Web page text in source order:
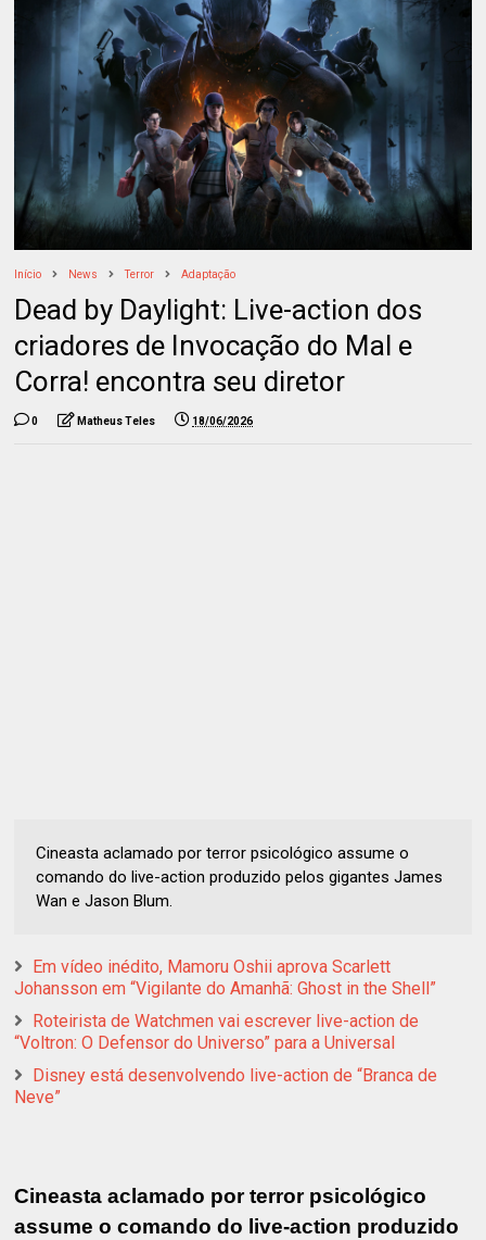
Início News Terror Adaptação
Dead by Daylight: Live-action dos
criadores de Invocação do Mal e
Corra! encontra seu diretor
0 Matheus Teles 18/06/2026
Cineasta aclamado por terror psicológico assume o
comando do live-action produzido pelos gigantes James
Wan e Jason Blum.
Em vídeo inédito, Mamoru Oshii aprova Scarlett
Johansson em “Vigilante do Amanhã: Ghost in the Shell”
Roteirista de Watchmen vai escrever live-action de
“Voltron: O Defensor do Universo” para a Universal
Disney está desenvolvendo live-action de “Branca de
Neve”
Cineasta aclamado por terror psicológico
assume o comando do live-action produzido